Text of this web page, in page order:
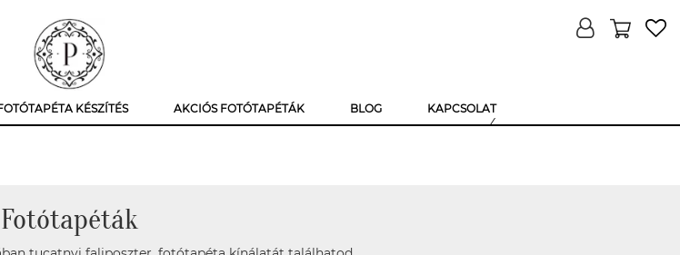
KÉSZÍTÉS AKCIÓS FOTÓTAPÉTÁK BLOG KAPCSOLAT
Fotótapéták